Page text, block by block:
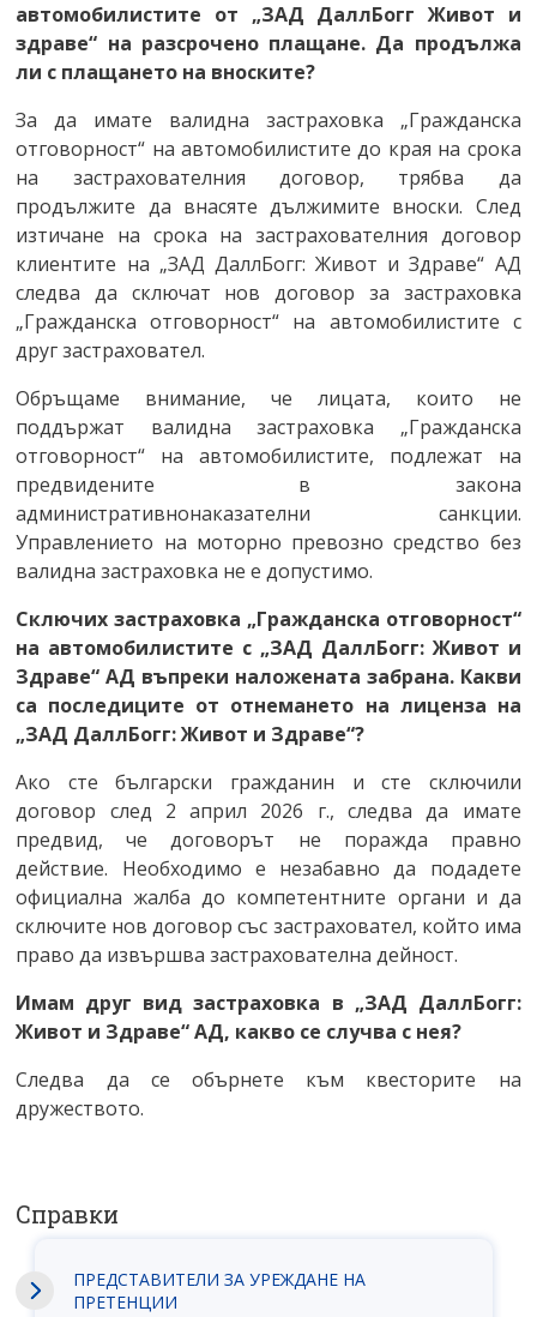
автомобилистите от „ЗАД ДаллБогг Живот и
здраве“ на разсрочено плащане. Да продължа
ли с плащането на вноските?
За да имате валидна застраховка „Гражданска
отговорност“ на автомобилистите до края на срока
на застрахователния договор, трябва да
продължите да внасяте дължимите вноски. След
изтичане на срока на застрахователния договор
клиентите на „ЗАД ДаллБогг: Живот и Здраве“ АД
следва да сключат нов договор за застраховка
„Гражданска отговорност“ на автомобилистите с
друг застраховател.
Обръщаме внимание, че лицата, които не
поддържат валидна застраховка „Гражданска
отговорност“ на автомобилистите, подлежат на
предвидените в закона
административнонаказателни санкции.
Управлението на моторно превозно средство без
валидна застраховка не е допустимо.
Сключих застраховка „Гражданска отговорност“
на автомобилистите с „ЗАД ДаллБогг: Живот и
Здраве“ АД въпреки наложената забрана. Какви
са последиците от отнемането на лиценза на
„ЗАД ДаллБогг: Живот и Здраве“?
Ако сте български гражданин и сте сключили
договор след 2 април 2026 г., следва да имате
предвид, че договорът не поражда правно
действие. Необходимо е незабавно да подадете
официална жалба до компетентните органи и да
сключите нов договор със застраховател, който има
право да извършва застрахователна дейност.
Имам друг вид застраховка в „ЗАД ДаллБогг:
Живот и Здраве“ АД, какво се случва с нея?
Следва да се обърнете към квесторите на
дружеството.
Справки
ПРЕДСТАВИТЕЛИ ЗА УРЕЖДАНЕ НА
ПРЕТЕНЦИИ